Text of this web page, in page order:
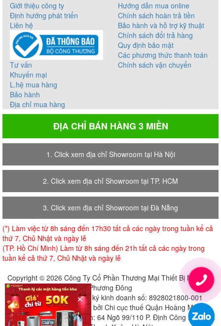
Giới thiệu công ty
Định hướng phát triển
Liên hệ
Tư vấn
Khuyến mại
L.hệ mua hàng
Bảo hành
Địa chỉ mua hàng
Hướng dẫn mua online
Chính sách hoàn trả tiền
Bảo hành và hỗ trợ kỹ thuật
Chính sách đổi trả hàng
Quy định bảo mật
Các phương thức thanh toán
Chính sách vận chuyển
ĐỊA CHỈ BÁN HÀNG 3 MIỀN
1. Click xem địa chỉ Showroom tại Hà Nội
2. Click xem địa chỉ Showroom tại TP. HCM
3. Click xem địa chỉ Showroom tại Đà Nẵng
(*) Làm việc từ 8h sáng đến 17h30 tất cả các ngày trong tuần kể cả
thứ 7, Chủ Nhật và ngày lễ
(TP. Hồ Chí Minh) Làm từ 8h sáng đến 21h tất cả các ngày trong
tuần kể cả thứ 7, Chủ Nhật và ngày lễ
Copyright © 2026 Công Ty Cổ Phần Thương Mại Thiết Bị Nội Thất
Phương Đông
Giấy chứng nhận đăng ký kinh doanh số: 8928021800-001
Cấp ngày 18-07-2018 bởi Chi cục thuế Quận Hoàng Mai
Địa chỉ đăng ký trụ sở chính: 64 Ngõ 99/110 P. Định Công Hạ, Định
×